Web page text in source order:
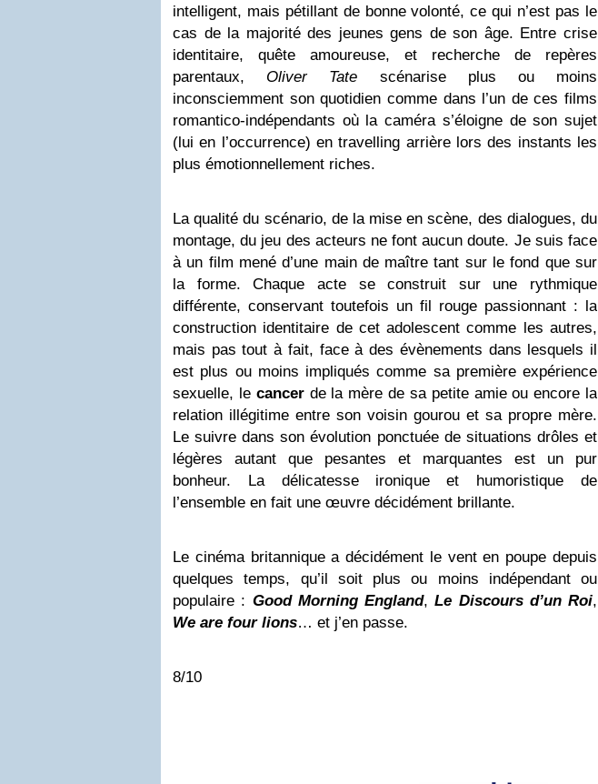
intelligent, mais pétillant de bonne volonté, ce qui n’est pas le
cas de la majorité des jeunes gens de son âge. Entre crise
identitaire, quête amoureuse, et recherche de repères
parentaux, Oliver Tate scénarise plus ou moins
inconsciemment son quotidien comme dans l’un de ces films
romantico-indépendants où la caméra s’éloigne de son sujet
(lui en l’occurrence) en travelling arrière lors des instants les
plus émotionnellement riches.
La qualité du scénario, de la mise en scène, des dialogues, du
montage, du jeu des acteurs ne font aucun doute. Je suis face
à un film mené d’une main de maître tant sur le fond que sur
la forme. Chaque acte se construit sur une rythmique
différente, conservant toutefois un fil rouge passionnant : la
construction identitaire de cet adolescent comme les autres,
mais pas tout à fait, face à des évènements dans lesquels il
est plus ou moins impliqués comme sa première expérience
sexuelle, le cancerde la mère de sa petite amie ou encore la
relation illégitime entre son voisin gourou et sa propre mère.
Le suivre dans son évolution ponctuée de situations drôles et
légères autant que pesantes et marquantes est un pur
bonheur. La délicatesse ironique et humoristique de
l’ensemble en fait une œuvre décidément brillante.
Le cinéma britannique a décidément le vent en poupe depuis
quelques temps, qu’il soit plus ou moins indépendant ou
populaire : Good Morning England,Le Discours d’un Roi,
We are four lions… et j’en passe.
8/10